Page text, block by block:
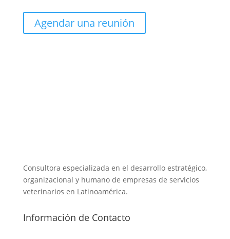
Agendar una reunión
Consultora especializada en el desarrollo estratégico,
organizacional y humano de empresas de servicios
veterinarios en Latinoamérica.
Información de Contacto